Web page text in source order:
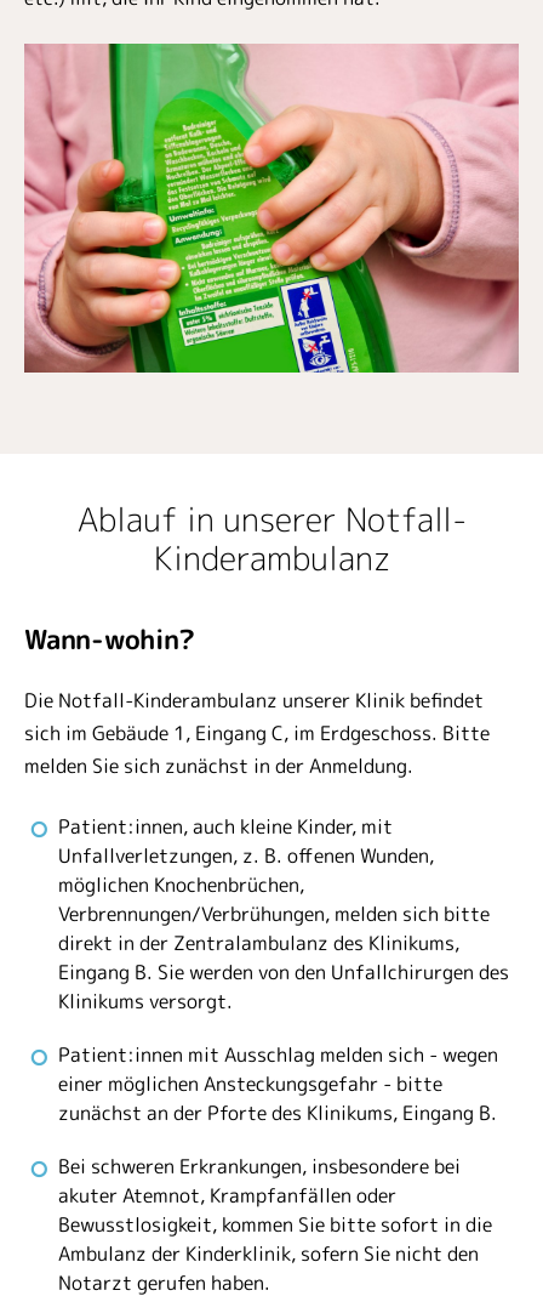
Ablauf in unserer Notfall-
Kinderambulanz
Wann-wohin?
Die Notfall-Kinderambulanz unserer Klinik befindet
sich im Gebäude 1, Eingang C, im Erdgeschoss. Bitte
melden Sie sich zunächst in der Anmeldung.
Patient:innen, auch kleine Kinder, mit
Unfallverletzungen, z. B. offenen Wunden,
möglichen Knochenbrüchen,
Verbrennungen/Verbrühungen, melden sich bitte
direkt in der Zentralambulanz des Klinikums,
Eingang B. Sie werden von den Unfallchirurgen des
Klinikums versorgt.
Patient:innen mit Ausschlag melden sich - wegen
einer möglichen Ansteckungsgefahr - bitte
zunächst an der Pforte des Klinikums, Eingang B.
Bei schweren Erkrankungen, insbesondere bei
akuter Atemnot, Krampfanfällen oder
Bewusstlosigkeit, kommen Sie bitte sofort in die
Ambulanz der Kinderklinik, sofern Sie nicht den
Notarzt gerufen haben.